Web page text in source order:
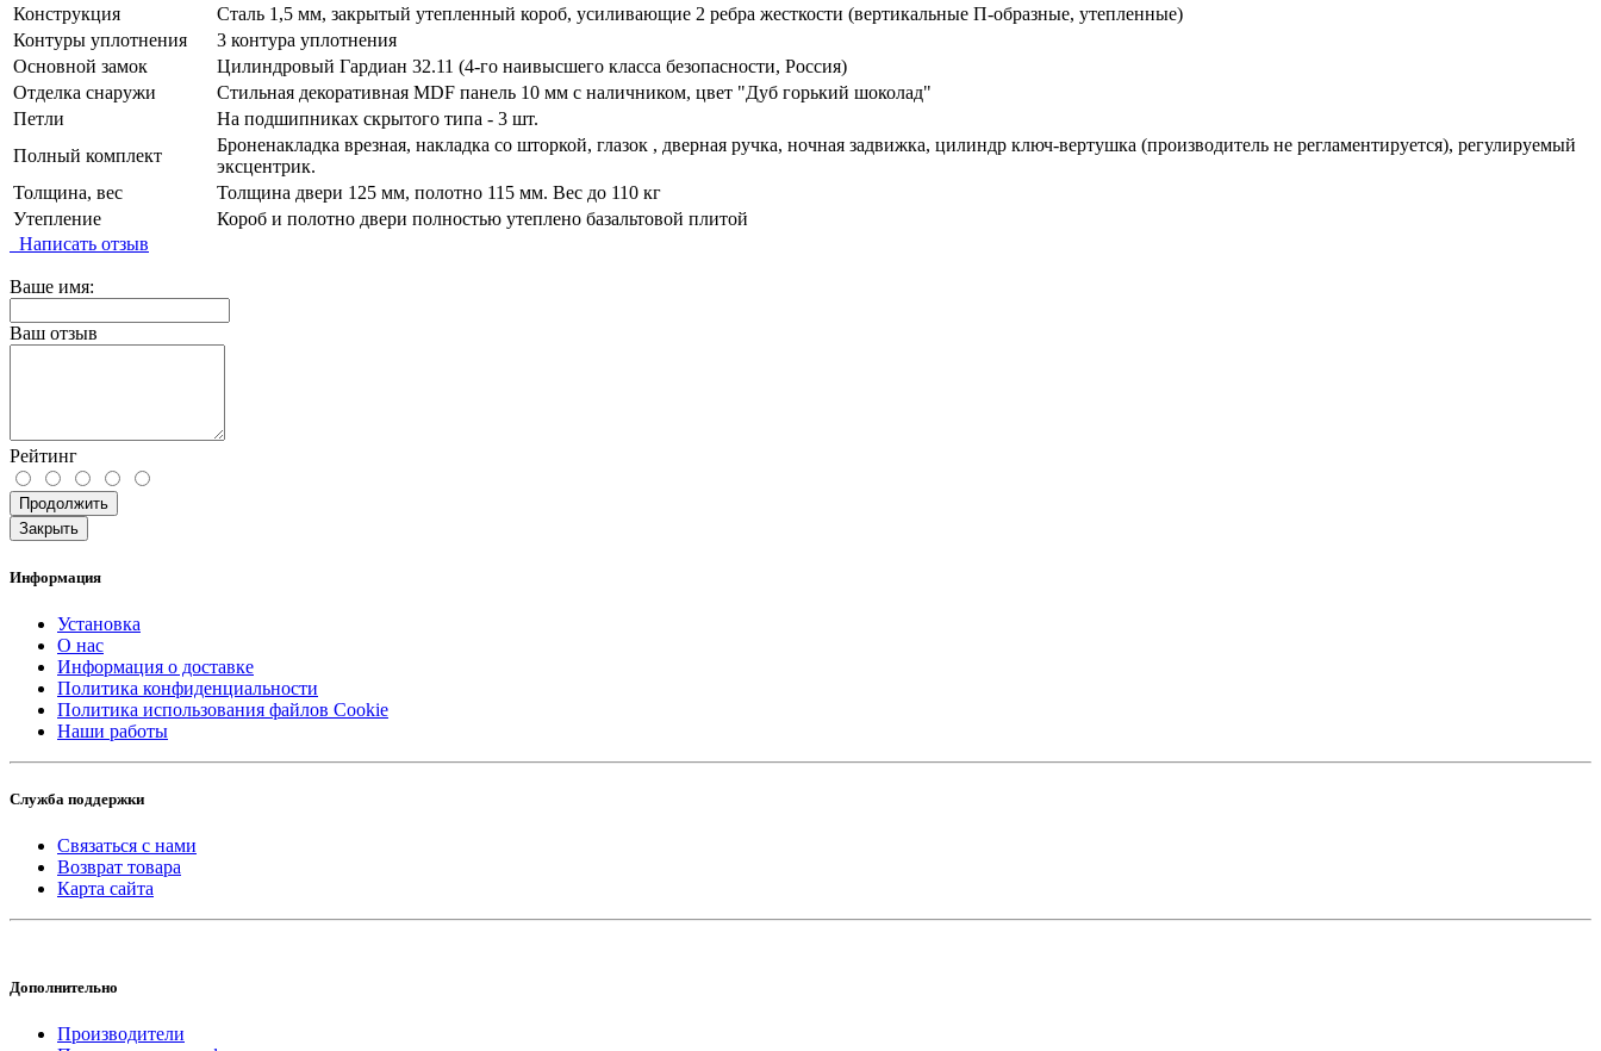
Конструкция
Сталь 1,5 мм, закрытый утепленный короб, усиливающие 2 ребра жесткости (вертикальные П-образные, утепленные)
Контуры уплотнения
3 контура уплотнения
Основной замок
Цилиндровый Гардиан 32.11 (4-го наивысшего класса безопасности, Россия)
Отделка снаружи
Стильная декоративная MDF панель 10 мм с наличником, цвет "Дуб горький шоколад"
Петли
На подшипниках скрытого типа - 3 шт.
Полный комплект
Броненакладка врезная, накладка со шторкой, глазок , дверная ручка, ночная задвижка, цилиндр ключ-вертушка (производитель не регламентируется), регулируемый
эксцентрик.
Толщина, вес
Толщина двери 125 мм, полотно 115 мм. Вес до 110 кг
Утепление
Короб и полотно двери полностью утеплено базальтовой плитой
Написать отзыв
Ваше имя:
Ваш отзыв
Рейтинг
Продолжить
Закрыть
Информация
Установка
О нас
Информация о доставке
Политика конфиденциальности
Политика использования файлов Cookie
Наши работы
Служба поддержки
Связаться с нами
Возврат товара
Карта сайта
Дополнительно
Производители